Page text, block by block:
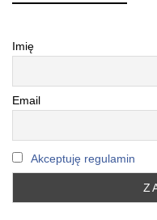
Imię
Email
Akceptuję regulamin